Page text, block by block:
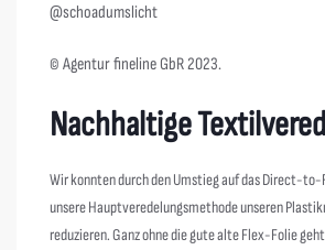
@schoadumslicht
© Agentur fineline GbR 2023.
Nachhaltige
Wir konnten durch den Umstieg auf das Direct-
unsere Hauptveredelungsmethode unseren
reduzieren. Ganz ohne die gute alte Flex-Folie